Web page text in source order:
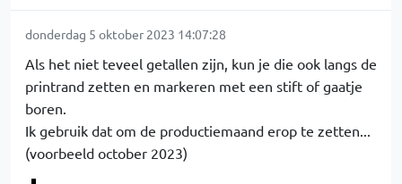
donderdag 5 oktober 2023 14:07:28
Als het niet teveel getallen zijn, kun je die ook langs de
printrand zetten en markeren met een stift of gaatje
boren.
Ik gebruik dat om de productiemaand erop te zetten...
(voorbeeld october 2023)